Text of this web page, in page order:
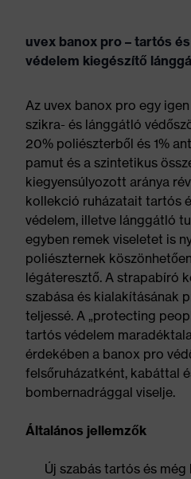
uvex banox pro – tartós
védelem kiegészítő
Az uvex banox pro egy
szikra- és lánggátló
20% poliészterből és 1%
pamut és a szintetikus
kiegyensúlyozott aránya
kollekció ruházatait tartós
védelem, illetve lánggátló
egyben remek viseletet is
poliészternek
légáteresztő. A strapabíró
szabása és kialakításának
teljessé. A „protecting
tartós védelem
érdekében a banox pro
felsőruházatként, kabáttal
bombernadrággal viselje.
Általános jellemzők
Új szabás tartós és